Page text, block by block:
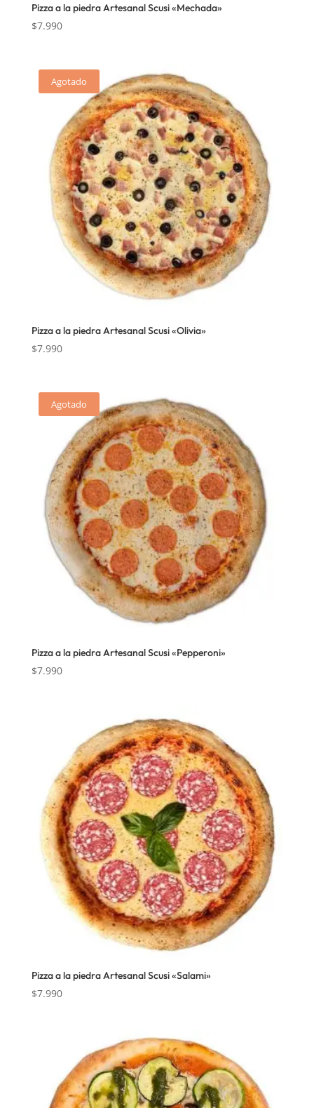
Pizza a la piedra Artesanal Scusi «Mechada»
$7.990
Agotado
Pizza a la piedra Artesanal Scusi «Olivia»
$7.990
Agotado
Pizza a la piedra Artesanal Scusi «Pepperoni»
$7.990
Pizza a la piedra Artesanal Scusi «Salami»
$7.990